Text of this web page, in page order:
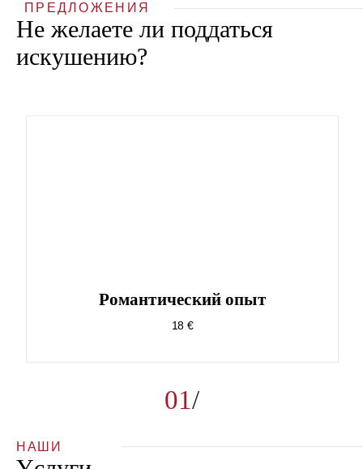
ПРЕДЛОЖЕНИЯ
Не желаете ли поддаться
искушению?
01
Pомантический опыт
18 €
НАШИ